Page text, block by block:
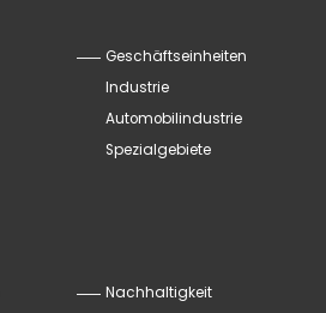
Geschäftseinheiten
Industrie
Automobilindustrie
Spezialgebiete
Nachhaltigkeit